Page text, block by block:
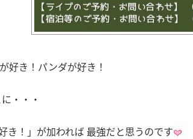
好き！パンダが好き！
・・・
き！」が加われば 最強だと思うのです